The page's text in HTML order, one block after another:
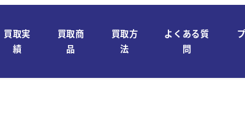
買取実
績
買取商
品
買取方
法
よくある質
問